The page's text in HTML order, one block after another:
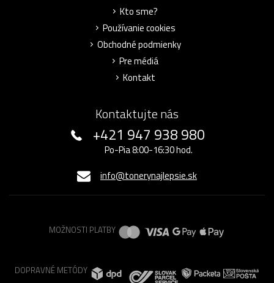
Kto sme?
Používanie cookies
Obchodné podmienky
Pre médiá
Kontakt
Kontaktujte nás
+421 947 938 980
Po-Pia 8:00-16:30 hod.
info@tonerynajlepsie.sk
MOŽNOSTI PLATBY
DOPRAVNÉ METÓDY